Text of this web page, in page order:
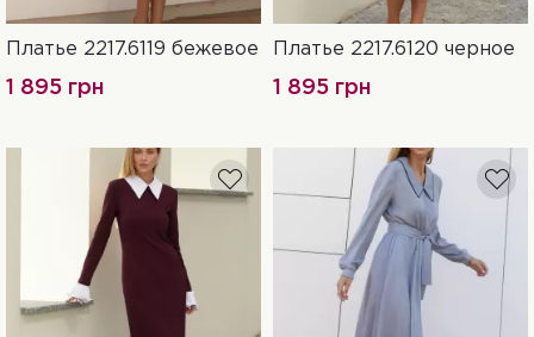
S-M L-XL XXL-3XL
Платье 2217.6119 бежевое
1 895 грн
S-M L-XL XXL-3XL
Платье 2217.6120 черное
1 895 грн